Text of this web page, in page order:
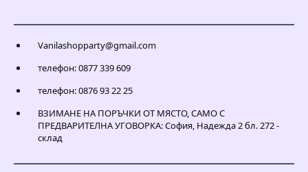
Vanilashopparty@gmail.com
телефон: 0877 339 609
телефон: 0876 93 22 25
ВЗИМАНЕ НА ПОРЪЧКИ ОТ МЯСТО, САМО С
ПРЕДВАРИТЕЛНА УГОВОРКА: София, Надежда 2 бл. 272 -
склад